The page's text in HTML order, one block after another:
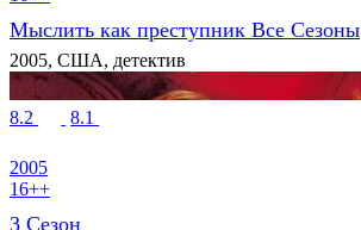
Мыслить как преступник Все Сезоны
2005, США, детектив
8.2 8.1
2005
16++
3 Сезон